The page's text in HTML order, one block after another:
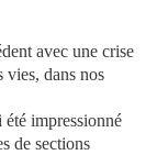
avec une crise
vies, dans nos
impressionné
de sections